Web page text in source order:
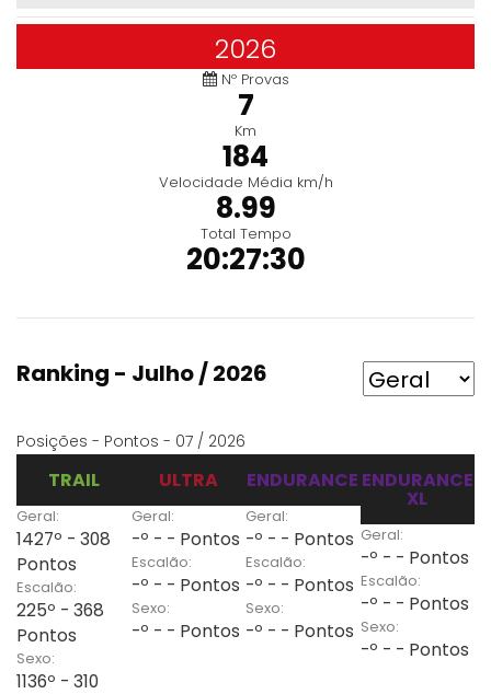
2026
Nº Provas
7
Km
184
Velocidade Média km/h
8.99
Total Tempo
20:27:30
Ranking - Julho / 2026
Posições - Pontos - 07 / 2026
TRAIL
Geral:
1427º - 308
Pontos
Escalão:
225º - 368
Pontos
Sexo:
1136º - 310
ULTRA
Geral:
-º - - Pontos
Escalão:
-º - - Pontos
Sexo:
-º - - Pontos
ENDURANCE
Geral:
-º - - Pontos
Escalão:
-º - - Pontos
Sexo:
-º - - Pontos
ENDURANCE
XL
Geral:
-º - - Pontos
Escalão:
-º - - Pontos
Sexo:
-º - - Pontos